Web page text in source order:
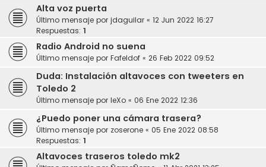
Alta voz puerta
Último mensaje por jdaguilar « 12 Jun 2022 16:27
Respuestas: 1
Radio Android no suena
Último mensaje por Fafeldof « 26 Feb 2022 09:52
Duda: Instalación altavoces con tweeters en
Toledo 2
Último mensaje por leXo « 06 Ene 2022 12:36
¿Puedo poner una cámara trasera?
Último mensaje por zoserone « 05 Ene 2022 08:58
Respuestas: 1
Altavoces traseros toledo mk2